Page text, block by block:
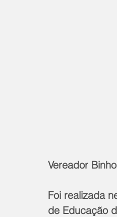
Vereador
Foi realizada
de Educação